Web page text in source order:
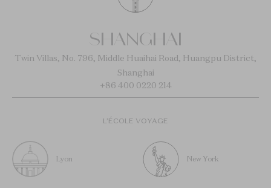
SHANGHAI
Twin Villas, No. 796, Middle Huaihai Road, Huangpu District,
Shanghai
+86 400 0220 214
L’ÉCOLE VOYAGE
Lyon New York